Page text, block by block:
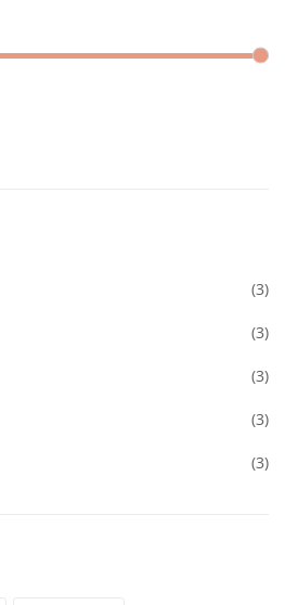
(3)
(3)
(3)
(3)
(3)